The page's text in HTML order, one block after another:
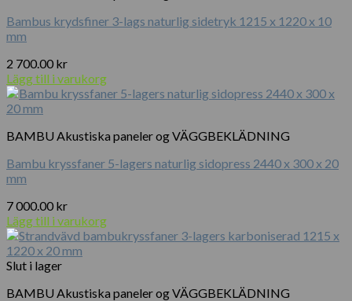
Bambus krydsfiner 3-lags naturlig sidetryk 1215 x 1220 x 10
mm
2 700.00 kr
Lägg till i varukorg
BAMBU Akustiska paneler og VÄGGBEKLÄDNING
Bambu kryssfaner 5-lagers naturlig sidopress 2440 x 300 x 20
mm
7 000.00 kr
Lägg till i varukorg
Slut i lager
BAMBU Akustiska paneler og VÄGGBEKLÄDNING